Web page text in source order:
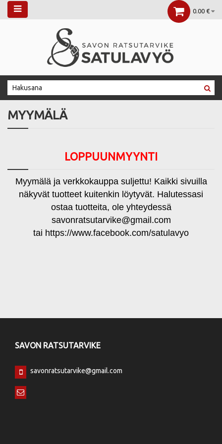
0.00 €
MYYMÄLÄ
LOPPUUNMYYNTI
Myymälä ja verkkokauppa suljettu! Kaikki sivuilla
näkyvät tuotteet kuitenkin löytyvät. Halutessasi
ostaa tuotteita, ole yhteydessä
savonratsutarvike@gmail.com
tai https://www.facebook.com/satulavyo
SAVON RATSUTARVIKE
savonratsutarvike@gmail.com